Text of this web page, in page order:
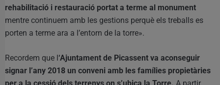
rehabilitació i restauració portat a terme al monument
mentre continuem amb les gestions perquè els treballs es
porten a terme ara a l’entorn de la torre».
Recordem que l‘Ajuntament de Picassent va aconseguir
signar l’any 2018 un conveni amb les famílies propietàries